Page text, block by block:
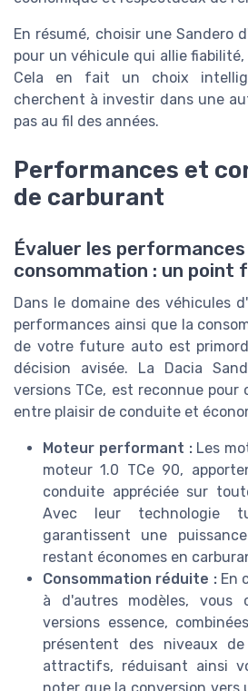
En résumé, choisir une Sandero
pour un véhicule qui allie
Cela en fait un choix
cherchent à investir dans une
pas au fil des années.
Performances et
de carburant
Évaluer les
consommation : un point
Dans le domaine des véhicules
performances ainsi que la
de votre future auto est
décision avisée. La Dacia
versions TCe, est reconnue pour
entre plaisir de conduite et
Moteur performant :Les
moteur 1.0 TCe 90,
conduite appréciée sur
Avec leur technologie
garantissent une
restant économes en
Consommation réduite :En
à d'autres modèles, vous
versions essence,
présentent des niveaux
attractifs, réduisant ainsi
noter que la conversion vers